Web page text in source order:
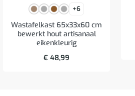
+6
Wastafelkast 65x33x60 cm
bewerkt hout artisanaal
eikenkleurig
€ 48,99